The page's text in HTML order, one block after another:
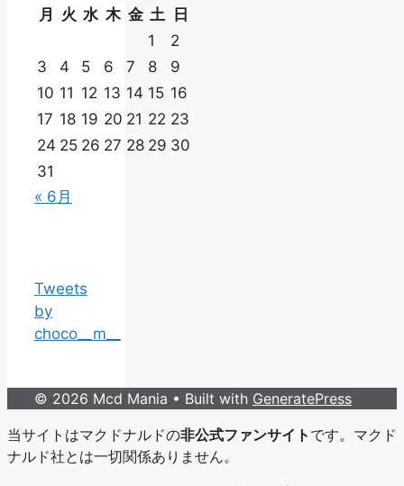
月
火 水 木 金 土
日
1
2
3
4 5 6 7 8
9
10 11 12 13 14 15 16
17 18 19 20 21 22 23
24 25 26 27 28 29 30
31
« 6月
Tweets
by
choco__m__
© 2026 Mcd Mania • Built with GeneratePress
当サイトはマクドナルドの非公式ファンサイト です。マクド
ナルド社とは一切関係ありません。